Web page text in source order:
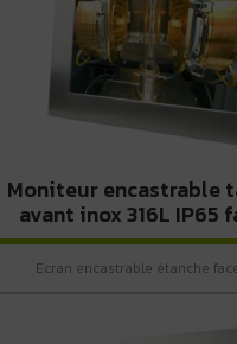
Moniteur encastrable
avant inox 316L IP65
Ecran encastrable étanche